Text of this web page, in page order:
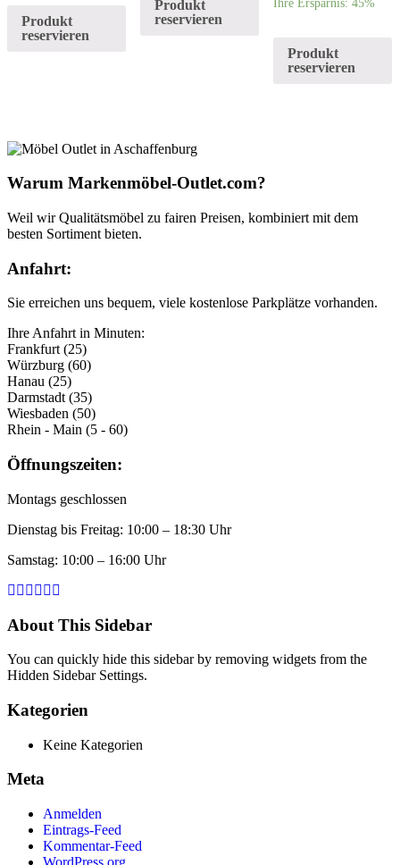
Produkt
reservieren
Produkt
reservieren
Ihre Ersparnis: 45%
Produkt
reservieren
Warum Markenmöbel-Outlet.com?
Weil wir Qualitätsmöbel zu fairen Preisen, kombiniert mit dem
besten Sortiment bieten.
Anfahrt:
Sie erreichen uns bequem, viele kostenlose Parkplätze vorhanden.
Ihre Anfahrt in Minuten:
Frankfurt (25)
Würzburg (60)
Hanau (25)
Darmstadt (35)
Wiesbaden (50)
Rhein - Main (5 - 60)
Öffnungszeiten:
Montags geschlossen
Dienstag bis Freitag: 10:00 – 18:30 Uhr
Samstag: 10:00 – 16:00 Uhr
About This Sidebar
You can quickly hide this sidebar by removing widgets from the
Hidden Sidebar Settings.
Kategorien
Keine Kategorien
Meta
Anmelden
Eintrags-Feed
Kommentar-Feed